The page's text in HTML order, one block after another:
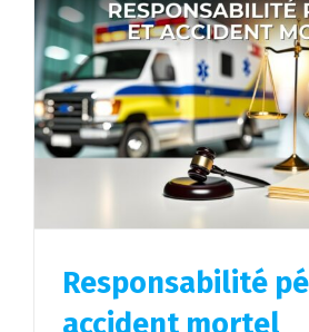
Responsabilité
accident mortel